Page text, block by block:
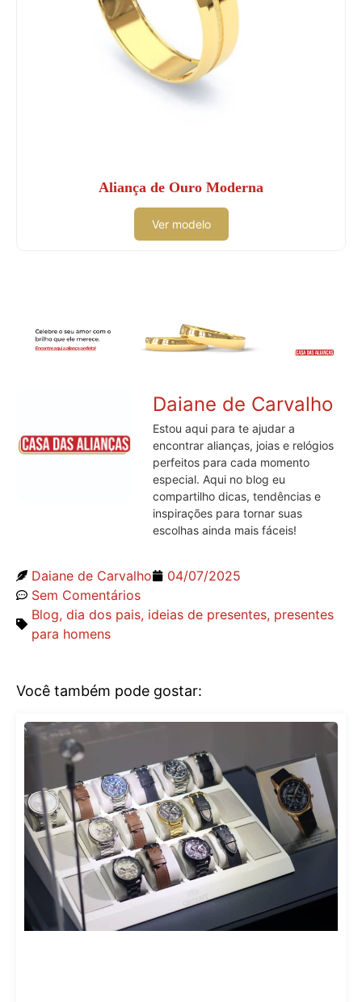
Aliança de Ouro Moderna
Ver modelo
Daiane de Carvalho
Estou aqui para te ajudar a
encontrar alianças, joias e relógios
perfeitos para cada momento
especial. Aqui no blog eu
compartilho dicas, tendências e
inspirações para tornar suas
escolhas ainda mais fáceis!
Daiane de Carvalho
04/07/2025
Sem Comentários
Blog, dia dos pais, ideias de presentes, presentes
para homens
Você também pode gostar: